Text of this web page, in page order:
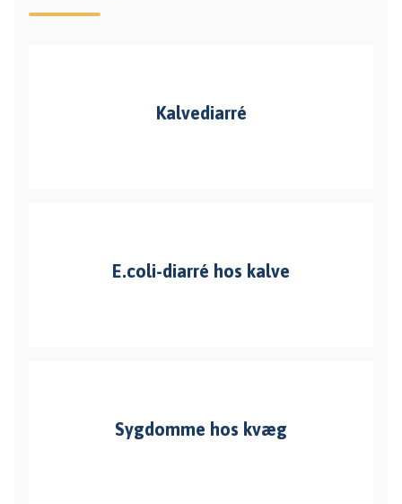
Kalvediarré
E.coli-diarré hos kalve
Sygdomme hos kvæg